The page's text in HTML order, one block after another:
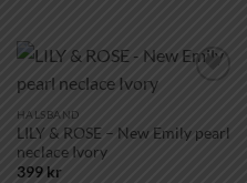
HALSBAND
LILY & ROSE – New Emily pearl
neclace Ivory
399 kr